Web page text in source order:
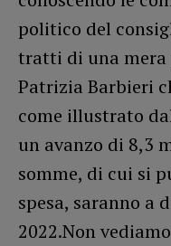
politico del
tratti di una mera
Patrizia Barbieri
come illustrato
un avanzo di 8,3
somme, di cui si
spesa, saranno a
2022.Non